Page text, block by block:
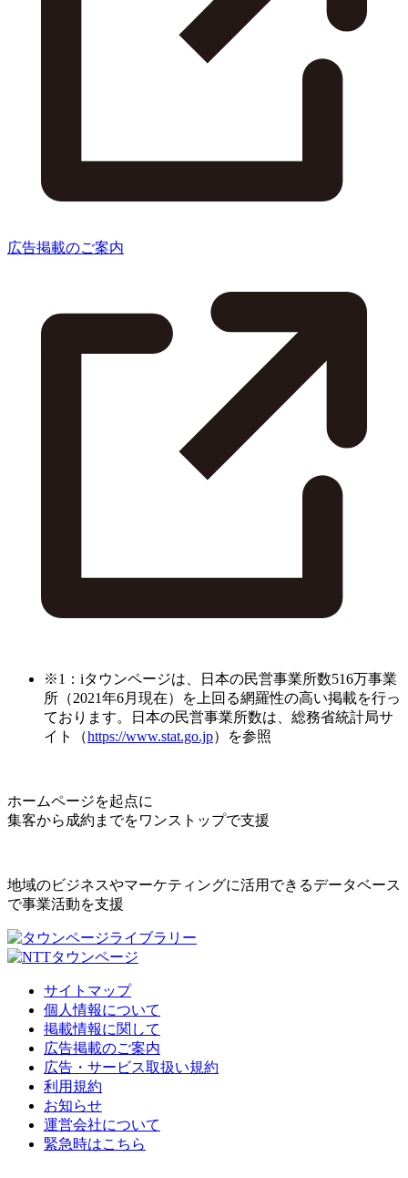
広告掲載のご案内
※1：iタウンページは、日本の民営事業所数516万事業
所（2021年6月現在）を上回る網羅性の高い掲載を行っ
ております。日本の民営事業所数は、総務省統計局サ
イト（https://www.stat.go.jp）を参照
ホームページを起点に
集客から成約までをワンストップで支援
地域のビジネスやマーケティングに活用できるデータベース
で事業活動を支援
サイトマップ
個人情報について
掲載情報に関して
広告掲載のご案内
広告・サービス取扱い規約
利用規約
お知らせ
運営会社について
緊急時はこちら